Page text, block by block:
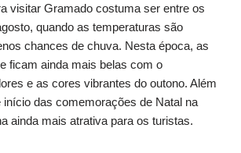
visitar Gramado costuma ser entre os
quando as temperaturas são
chances de chuva. Nesta época, as
ficam ainda mais belas com o
e as cores vibrantes do outono. Além
início das comemorações de Natal na
ainda mais atrativa para os turistas.